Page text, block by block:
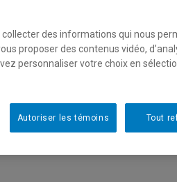
: Tulsi
des informations qui nous
proposer des contenus vidéo,
personnaliser votre choix en
Tout
Autoriser les témoins